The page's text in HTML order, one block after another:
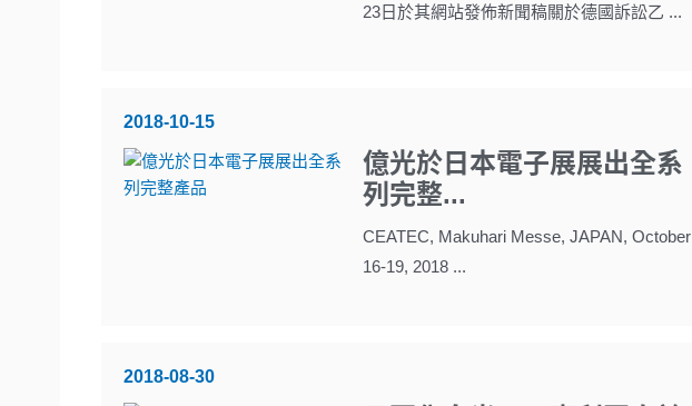
23日於其網站發佈新聞稿關於德國訴訟乙 ...
2018-10-15
億光於日本電子展展出全系
列完整...
CEATEC, Makuhari Messe, JAPAN, October
16-19, 2018 ...
2018-08-30